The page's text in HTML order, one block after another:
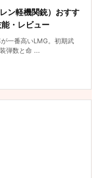
ン軽機関銃）おすす
・レビュー
一番高いLMG。初期武
弾数と命 ...